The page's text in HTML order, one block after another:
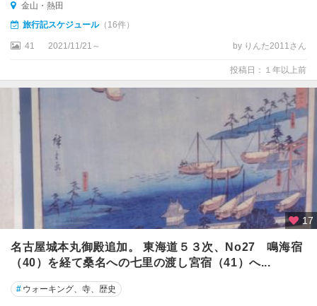
郡
・
良
西
・
セ
レ
金山・熱田
旅行記スケジュール（16件）
41 2021/11/21～ by りんた2011さん
投稿日：１年以上前
17
名古屋城本丸御殿追加。 東海道５３次、No27 鳴海宿
（40）を経て桑名への七里の渡し宮宿（41）へ...
# ウォーキング、寺、歴史